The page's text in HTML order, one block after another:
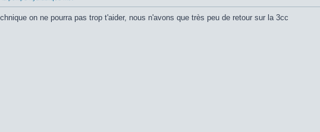
on ne pourra pas trop t'aider, nous n'avons que très peu de retour sur la 3cc